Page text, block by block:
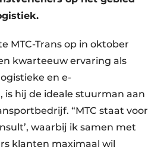
MTC-Trans op in oktober
kwarteeuw ervaring als
en e-
is hij de ideale stuurman aan
“MTC staat voor
waarbij ik samen met
klanten maximaal wil